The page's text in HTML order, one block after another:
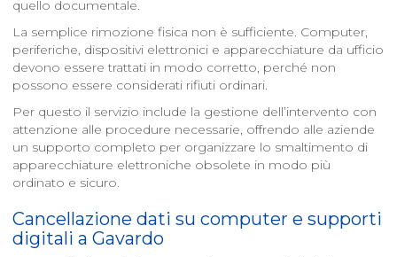
quello documentale.
La semplice rimozione fisica non è sufficiente. Computer,
periferiche, dispositivi elettronici e apparecchiature da ufficio
devono essere trattati in modo corretto, perché non
possono essere considerati rifiuti ordinari.
Per questo il servizio include la gestione dell’intervento con
attenzione alle procedure necessarie, offrendo alle aziende
un supporto completo per organizzare lo smaltimento di
apparecchiature elettroniche obsolete in modo più
ordinato e sicuro.
Cancellazione dati su computer e supporti
digitali a Gavardo